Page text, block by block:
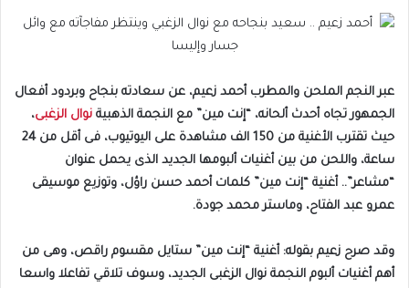
عبر النجم الملحن والمطرب أحمد زعيم، عن سعادته بنجاح وبردود أفعال
الجمهور تجاه أحدث ألحانه، “إنت مين” مع النجمة الذهبية نوال الزغبى،
حيث تقترب الأغنية من 150 الف مشاهدة على اليوتيوب، فى أقل من 24
ساعة، واللحن من بين أغنيات ألبومها الجديد الذى يحمل عنوان
“مشاعر”.. أغنية “إنت مين” كلمات أحمد حسن راؤل، وتوزيع موسيقى
عمرو عبد الفتاح، وماستر محمد جودة.
وقد صرح زعيم بقوله: أغنية “إنت مين” ستايل مقسوم راقص، وهى من
أهم أغنيات ألبوم النجمة نوال الزغبى الجديد، وسوف تلاقي تفاعلا واسعا